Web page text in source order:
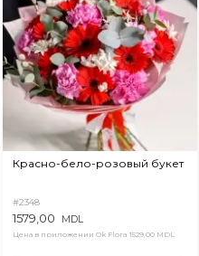
Красно-бело-розовый букет
#2348
1579,00 MDL
Цена в приложении Ok Flora 1529,00 MDL